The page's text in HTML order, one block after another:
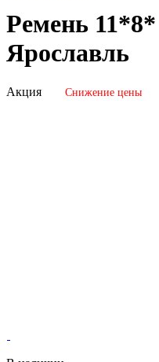
Ремень
Ярославль
Акция Снижение цены